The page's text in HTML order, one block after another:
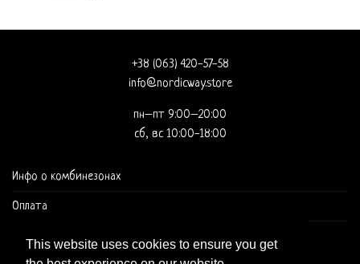
This website uses cookies to ensure you get
+38 (063) 420-57-58
info@nordicway.store
пн–пт 9:00–20:00
сб, вс 10:00-18:00
Инфо о комбинезонах
Оплата
Доставка и оформление заказа